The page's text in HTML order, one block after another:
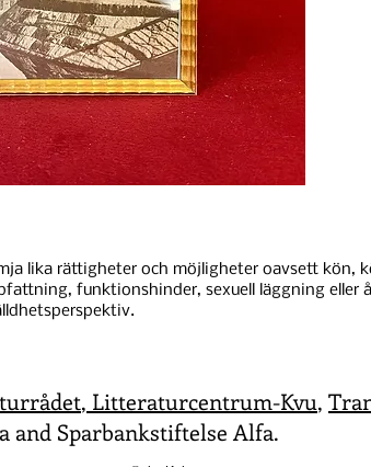
lika rättigheter och möjligheter oavsett kön,
funktionshinder, sexuell läggning eller
, Litteraturcentrum-Kvu,
and Sparbankstiftelse Alfa.